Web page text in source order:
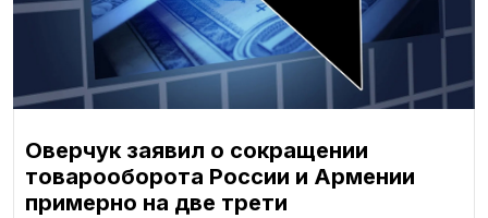
Оверчук заявил о сокращении
товарооборота России и Армении
примерно на две трети